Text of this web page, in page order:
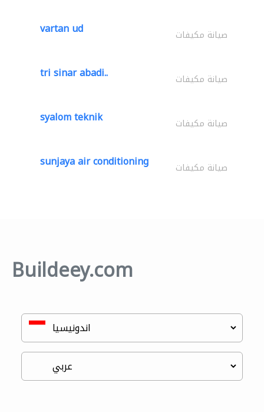
vartan ud صيانة مكيفات
tri sinar abadi.. صيانة مكيفات
syalom teknik صيانة مكيفات
sunjaya air conditioning صيانة مكيفات
Buildeey.com